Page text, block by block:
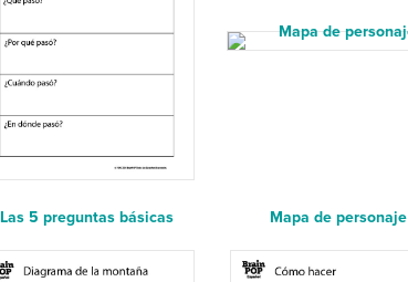
Las 5 preguntas básicas Mapa de personaje